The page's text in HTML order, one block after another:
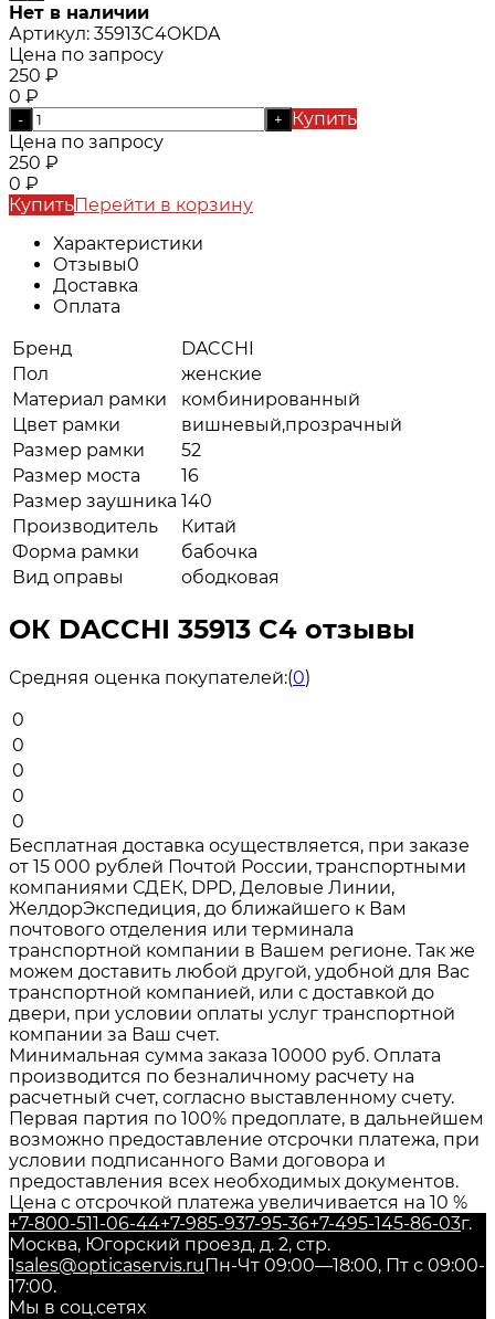
Нет в наличии
Артикул: 35913C4OKDA
Цена по запросу
250 ₽
0 ₽
- +
Купить
Цена по запросу
250 ₽
0 ₽
КупитьПерейти в корзину
Характеристики
Отзывы0
Доставка
Оплата
Бренд
DACCHI
Пол
женские
Материал рамки
комбинированный
Цвет рамки
вишневый,прозрачный
Размер рамки
52
Размер моста
16
Размер заушника 140
Производитель
Китай
Форма рамки
бабочка
Вид оправы
ободковая
ОК DACCHI 35913 C4 отзывы
Средняя оценка покупателей:(0)
0
0
0
0
0
Бесплатная доставка осуществляется, при заказе
от 15 000 рублей Почтой России, транспортными
компаниями СДЕК, DPD, Деловые Линии,
ЖелдорЭкспедиция, до ближайшего к Вам
почтового отделения или терминала
транспортной компании в Вашем регионе. Так же
можем доставить любой другой, удобной для Вас
транспортной компанией, или с доставкой до
двери, при условии оплаты услуг транспортной
компании за Ваш счет.
Минимальная сумма заказа 10000 руб. Оплата
производится по безналичному расчету на
расчетный счет, согласно выставленному счету.
Первая партия по 100% предоплате, в дальнейшем
возможно предоставление отсрочки платежа, при
условии подписанного Вами договора и
предоставления всех необходимых документов.
Цена с отсрочкой платежа увеличивается на 10 %
+7-800-511-06-44+7-985-937-95-36+7-495-145-86-03г.
Москва, Югорский проезд, д. 2, стр.
1sales@opticaservis.ruПн-Чт 09:00—18:00, Пт с 09:00-
17:00.
Мы в соц.сетях